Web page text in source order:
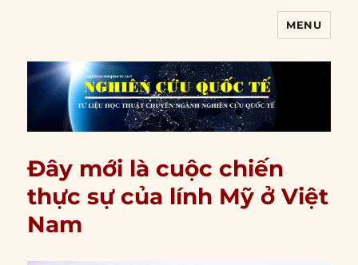
MENU
Đây mới là cuộc chiến
thực sự của lính Mỹ ở Việt
Nam